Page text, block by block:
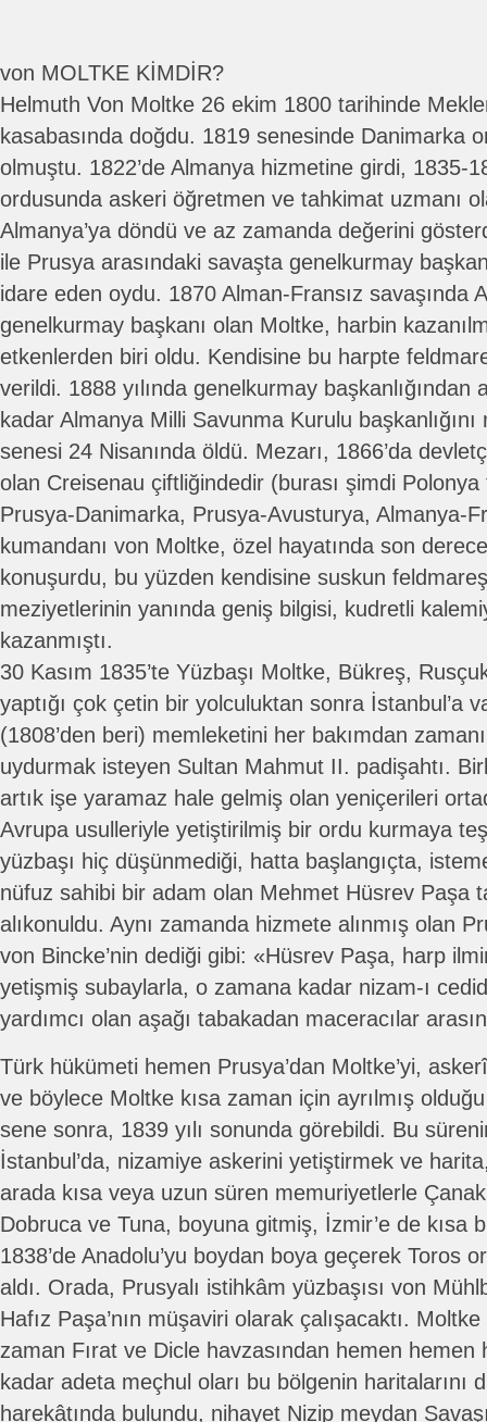
von MOLTKE KİMDİR?
Helmuth Von Moltke 26 ekim 1800 tarihinde
kasabasında doğdu. 1819 senesinde Danimarka
olmuştu. 1822’de Almanya hizmetine girdi, 1835-
ordusunda askeri öğretmen ve tahkimat uzmanı
Almanya’ya döndü ve az zamanda değerini
ile Prusya arasındaki savaşta genelkurmay
idare eden oydu. 1870 Alman-Fransız savaşında
genelkurmay başkanı olan Moltke, harbin
etkenlerden biri oldu. Kendisine bu harpte
verildi. 1888 yılında genelkurmay başkanlığından
kadar Almanya Milli Savunma Kurulu
senesi 24 Nisanında öldü. Mezarı, 1866’da
olan Creisenau çiftliğindedir (burası şimdi Polonya
Prusya-Danimarka, Prusya-Avusturya, Almanya-
kumandanı von Moltke, özel hayatında son
konuşurdu, bu yüzden kendisine suskun
meziyetlerinin yanında geniş bilgisi, kudretli
kazanmıştı.
30 Kasım 1835’te Yüzbaşı Moltke, Bükreş,
yaptığı çok çetin bir yolculuktan sonra İstanbul’a
(1808’den beri) memleketini her bakımdan
uydurmak isteyen Sultan Mahmut II. padişahtı.
artık işe yaramaz hale gelmiş olan yeniçerileri
Avrupa usulleriyle yetiştirilmiş bir ordu kurmaya
yüzbaşı hiç düşünmediği, hatta başlangıçta,
nüfuz sahibi bir adam olan Mehmet Hüsrev Paşa
alıkonuldu. Aynı zamanda hizmete alınmış olan
von Bincke’nin dediği gibi: «Hüsrev Paşa, harp
yetişmiş subaylarla, o zamana kadar nizam-ı
yardımcı olan aşağı tabakadan maceracılar
Türk hükümeti hemen Prusya’dan Moltke’yi,
ve böylece Moltke kısa zaman için ayrılmış
sene sonra, 1839 yılı sonunda görebildi. Bu
İstanbul’da, nizamiye askerini yetiştirmek ve
arada kısa veya uzun süren memuriyetlerle
Dobruca ve Tuna, boyuna gitmiş, İzmir’e de kısa
1838’de Anadolu’yu boydan boya geçerek Toros
aldı. Orada, Prusyalı istihkâm yüzbaşısı von
Hafız Paşa’nın müşaviri olarak çalışacaktı.
zaman Fırat ve Dicle havzasından hemen hemen
kadar adeta meçhul oları bu bölgenin haritalarını
harekâtında bulundu, nihayet Nizip meydan